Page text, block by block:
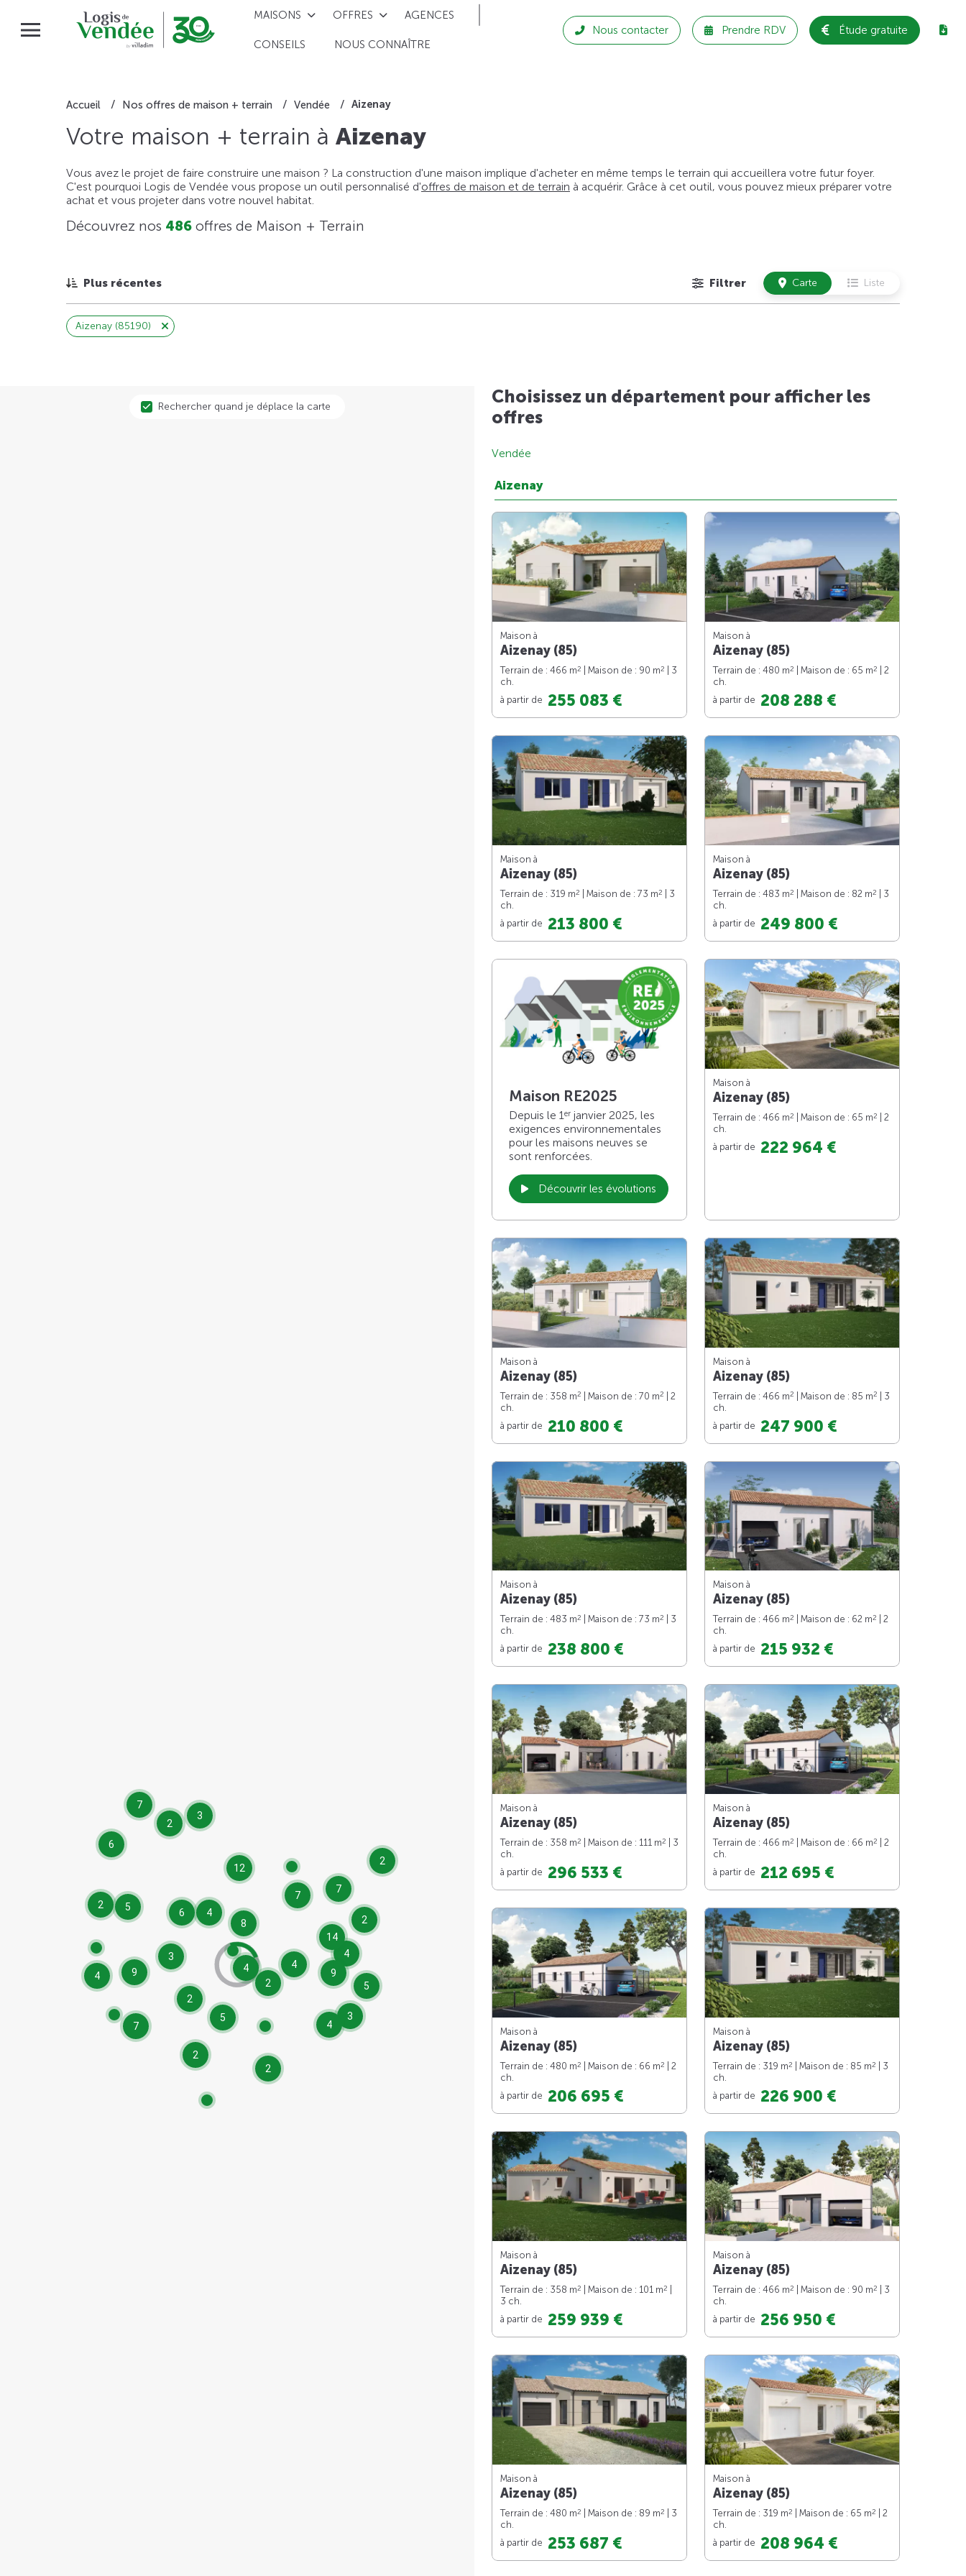
MAISONS OFFRES AGENCES
CONSEILS NOUS CONNAÎTRE
Nous contacter Prendre RDV Étude gratuite
Accueil Nos offres de maison + terrain Vendée Aizenay
Votre maison + terrain à Aizenay
Vous avez le projet de faire construire une maison ? La construction d'une maison implique d'acheter en même temps le terrain qui accueillera votre futur foyer.
C'est pourquoi Logis de Vendée vous propose un outil personnalisé d'offres de maison et de terrain à acquérir. Grâce à cet outil, vous pouvez mieux préparer votre
achat et vous projeter dans votre nouvel habitat.
Découvrez nos 486 offres de Maison + Terrain
Plus récentes Filtrer Carte Liste
Aizenay (85190)
2
8
2
14
12
7
3
5
4
9
9
2
4
6 4
6
7
7
2
7
4
5 3
4
5
2
2
3
2
4
2
Rechercher quand je déplace la carte
Choisissez un département pour afficher les
offres
Vendée
Aizenay
Maison à
Aizenay (85)
Terrain de : 466 m2 | Maison de : 90 m2
| 3
ch.
à partir de 255 083 €
Maison à
Aizenay (85)
Terrain de : 480 m2 | Maison de : 65 m2
| 2
ch.
à partir de 208 288 €
Maison à
Aizenay (85)
Terrain de : 319 m2 | Maison de : 73 m2
| 3
ch.
à partir de 213 800 €
Maison à
Aizenay (85)
Terrain de : 483 m2 | Maison de : 82 m2
| 3
ch.
à partir de 249 800 €
Maison RE2025
Depuis le 1 er janvier 2025, les
exigences environnementales
pour les maisons neuves se
sont renforcées.
Découvrir les évolutions
Maison à
Aizenay (85)
Terrain de : 466 m2 | Maison de : 65 m2
| 2
ch.
à partir de 222 964 €
Maison à
Aizenay (85)
Terrain de : 358 m2 | Maison de : 70 m2
| 2
ch.
à partir de 210 800 €
Maison à
Aizenay (85)
Terrain de : 466 m2 | Maison de : 85 m2
| 3
ch.
à partir de 247 900 €
Maison à
Aizenay (85)
Terrain de : 483 m2 | Maison de : 73 m2
| 3
ch.
à partir de 238 800 €
Maison à
Aizenay (85)
Terrain de : 466 m2 | Maison de : 62 m2
| 2
ch.
à partir de 215 932 €
Maison à
Aizenay (85)
Terrain de : 358 m2 | Maison de : 111 m2
| 3
ch.
à partir de 296 533 €
Maison à
Aizenay (85)
Terrain de : 466 m2 | Maison de : 66 m2
| 2
ch.
à partir de 212 695 €
Maison à
Aizenay (85)
Terrain de : 480 m2 | Maison de : 66 m2
| 2
ch.
à partir de 206 695 €
Maison à
Aizenay (85)
Terrain de : 319 m2 | Maison de : 85 m2
| 3
ch.
à partir de 226 900 €
Maison à
Aizenay (85)
Terrain de : 358 m2 | Maison de : 101 m2
3 ch.
à partir de 259 939 €
Maison à
Aizenay (85)
Terrain de : 466 m2 | Maison de : 90 m2
| 3
ch.
à partir de 256 950 €
Maison à
Aizenay (85)
Terrain de : 480 m2 | Maison de : 89 m2
| 3
ch.
à partir de 253 687 €
Maison à
Aizenay (85)
Terrain de : 319 m2 | Maison de : 65 m2
| 2
ch.
à partir de 208 964 €